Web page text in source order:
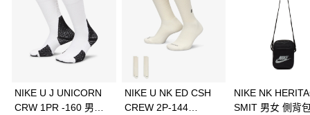
3 期 0 利率 每期 21家銀行
合作金庫商業銀行
第一商業銀行
華南商業銀行
彰化商業銀行
上海商業儲蓄銀行
Apple Pay
全盈+PAY
NIKE U J UNICORN
CRW 1PR -160 男女
NIKE U NK ED CSH
CREW 2P-144
NIKE NK
SMIT 男女 側背